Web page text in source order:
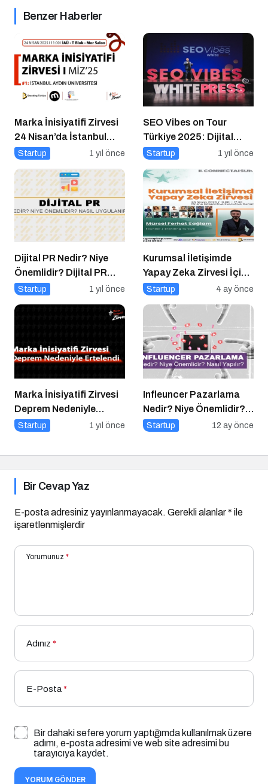
Benzer Haberler
Marka İnisiyatifi Zirvesi
24 Nisan’da İstanbul
Aydın Üniversitesi’nde!
Startup 1 yıl önce
SEO Vibes on Tour
Türkiye 2025: Dijital
Dünyanın Nabzını Tutan
Startup 1 yıl önce
Dijital PR Nedir? Niye
Önemlidir? Dijital PR
Nasıl Uygulanır?
Startup 1 yıl önce
Kurumsal İletişimde
Yapay Zeka Zirvesi İçin
Geri Sayım!
Startup 4 ay önce
Marka İnisiyatifi Zirvesi
Deprem Nedeniyle
Ertelendi
Startup 1 yıl önce
Infleuncer Pazarlama
Nedir? Niye Önemlidir?
Influencer Pazarlama
Startup 12 ay önce
Bir Cevap Yaz
E-posta adresiniz yayınlanmayacak. Gerekli alanlar* ile
işaretlenmişlerdir
Yorumunuz *
Adınız *
E-Posta*
Bir dahaki sefere yorum yaptığımda kullanılmak üzere
adımı, e-posta adresimi ve web site adresimi bu
tarayıcıya kaydet.
YORUM GÖNDER